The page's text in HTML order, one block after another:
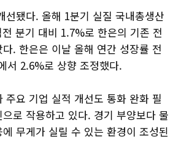
선됐다. 올해 1분기 실질 국내총생산
분기 대비 1.7%로 한은의 기존 전
. 한은은 이날 올해 연간 성장률 전
서 2.6%로 상향 조정했다.
주요 기업 실적 개선도 통화 완화 필
로 작용하고 있다. 경기 부양보다 물
무게가 실릴 수 있는 환경이 조성된